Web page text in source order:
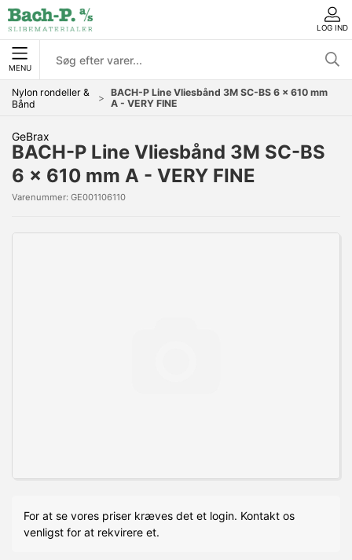
LOG IND
MENU
Nylon rondeller &
Bånd
BACH-P Line Vliesbånd 3M SC-BS 6 x 610 mm
A - VERY FINE
GeBrax
BACH-P Line Vliesbånd 3M SC-BS
6 x 610 mm A - VERY FINE
Varenummer: GE001106110
For at se vores priser kræves det et login. Kontakt os
venligst for at rekvirere et.